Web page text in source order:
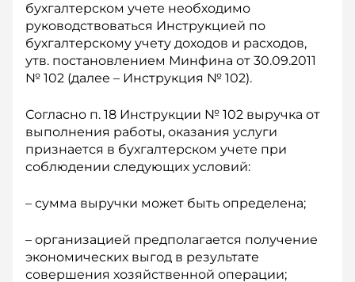
бухгалтерском учете необходимо
руководствоваться Инструкцией по
бухгалтерскому учету доходов и расходов,
утв. постановлением Минфина от 30.09.2011
№ 102 (далее – Инструкция № 102).
Согласно п. 18 Инструкции № 102 выручка от
выполнения работы, оказания услуги
признается в бухгалтерском учете при
соблюдении следующих условий:
– сумма выручки может быть определена;
– организацией предполагается получение
экономических выгод в результате
совершения хозяйственной операции;